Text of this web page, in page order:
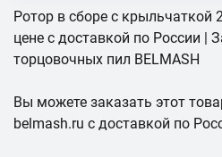
Ротор в сборе с крыльчаткой
цене с доставкой по России |
торцовочных пил BELMASH
Вы можете заказать этот
belmash.ru с доставкой по